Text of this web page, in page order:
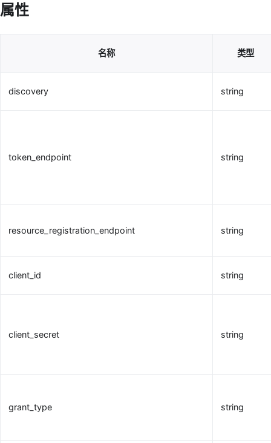
属性
名称 类型
discovery string
token_endpoint string
resource_registration_endpoint string
client_id string
client_secret string
grant_type string